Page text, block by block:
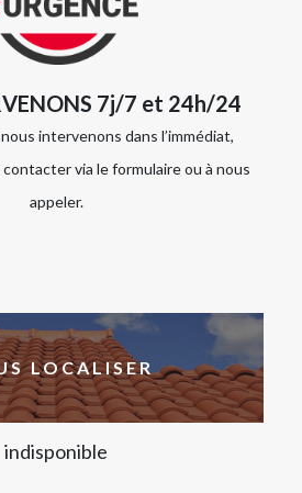
7j/7 et 24h/24
intervenons dans l’immédiat,
contacter via le formulaire ou à nous
appeler.
LOCALISER
indisponible